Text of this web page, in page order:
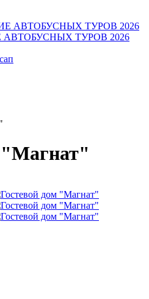
ТУРОВ 2026
"Магнат"